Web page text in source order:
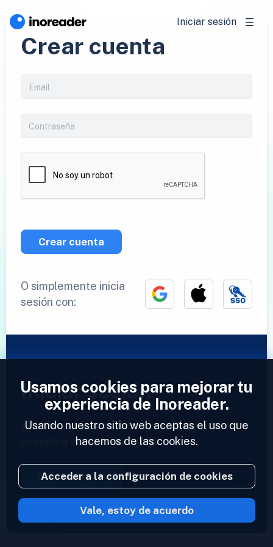
Iniciar sesión
Crear cuenta
Crear cuenta
O simplemente inicia
sesión con:
Iniciar sesión
¿Ya tienes una cuenta?Introduce tu perfil y
accede a tus feeds ahora.
Iniciar sesión
2023 © Inoreader
Usamos cookies para mejorar tu
experiencia de Inoreader.
Usando nuestro sitio web aceptas el uso que
hacemos de las cookies.
Acceder a la configuración de cookies
Vale, estoy de acuerdo